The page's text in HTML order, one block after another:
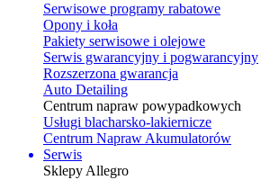
Serwisowe programy rabatowe
Opony i koła
Pakiety serwisowe i olejowe
Serwis gwarancyjny i pogwarancyjny
Rozszerzona gwarancja
Auto Detailing
Centrum napraw powypadkowych
Usługi blacharsko-lakiernicze
Centrum Napraw Akumulatorów
Serwis
Sklepy Allegro